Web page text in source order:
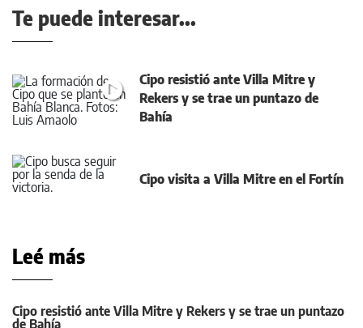
Te puede interesar...
Cipo resistió ante Villa Mitre y
Rekers y se trae un puntazo de
Bahía
Cipo visita a Villa Mitre en el Fortín
Leé más
Cipo resistió ante Villa Mitre y Rekers y se trae un puntazo
de Bahía